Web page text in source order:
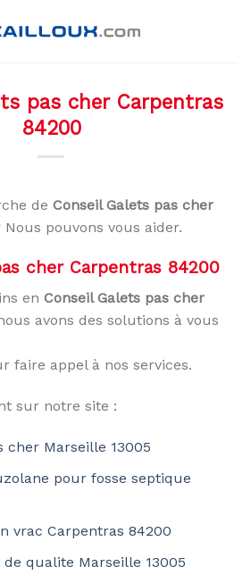
pas cher Carpentras
84200
de Conseil Galets pas cher
Nous pouvons vous aider.
cher Carpentras 84200
en Conseil Galets pas cher
avons des solutions à vous
faire appel à nos services.
sur notre site :
cher Marseille 13005
pour fosse septique
vrac Carpentras 84200
qualite Marseille 13005